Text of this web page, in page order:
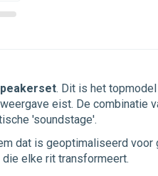
. Dit is het
eist. De combinatie
'soundstage'.
dat is geoptimaliseerd voor
elke rit transformeert.